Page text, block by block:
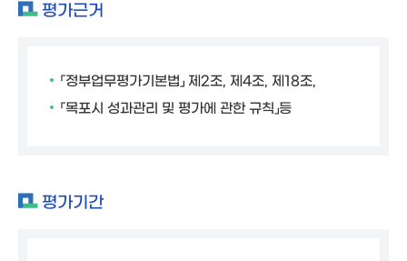
평가근거
「정부업무평가기본법」 제2조, 제4조, 제18조,
「목포시 성과관리 및 평가에 관한 규칙」등
평가기간